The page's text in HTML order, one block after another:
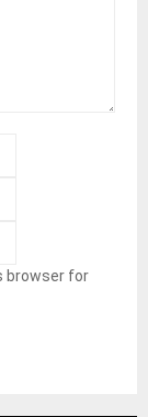
browser for